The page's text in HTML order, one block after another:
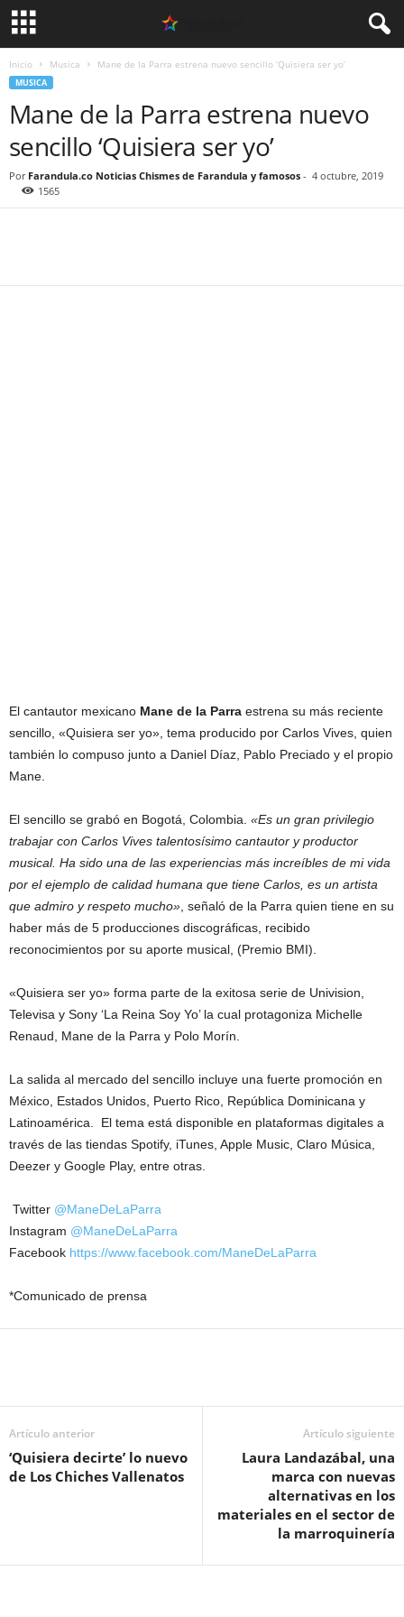
Inicio Musica Mane de la Parra estrena nuevo sencillo ‘Quisiera ser yo’
MUSICA
Mane de la Parra estrena nuevo
sencillo ‘Quisiera ser yo’
Por Farandula.co Noticias Chismes de Farandula y famosos - 4 octubre, 2019
1565
El cantautor mexicano Mane de la Parra estrena su más reciente
sencillo, «Quisiera ser yo», tema producido por Carlos Vives, quien
también lo compuso junto a Daniel Díaz, Pablo Preciado y el propio
Mane.
El sencillo se grabó en Bogotá, Colombia. «Es un gran privilegio
trabajar con Carlos Vives talentosísimo cantautor y productor
musical. Ha sido una de las experiencias más increíbles de mi vida
por el ejemplo de calidad humana que tiene Carlos, es un artista
que admiro y respeto mucho» , señaló de la Parra quien tiene en su
haber más de 5 producciones discográficas, recibido
reconocimientos por su aporte musical, (Premio BMI).
«Quisiera ser yo» forma parte de la exitosa serie de Univision,
Televisa y Sony ‘La Reina Soy Yo’ la cual protagoniza Michelle
Renaud, Mane de la Parra y Polo Morín.
La salida al mercado del sencillo incluye una fuerte promoción en
México, Estados Unidos, Puerto Rico, República Dominicana y
Latinoamérica. El tema está disponible en plataformas digitales a
través de las tiendas Spotify, iTunes, Apple Music, Claro Música,
Deezer y Google Play, entre otras.
Twitter @ManeDeLaParra
Instagram @ManeDeLaParra
Facebook https://www.facebook.com/ManeDeLaParra
*Comunicado de prensa
Artículo anterior
‘Quisiera decirte’ lo nuevo
de Los Chiches Vallenatos
Artículo siguiente
Laura Landazábal, una
marca con nuevas
alternativas en los
materiales en el sector de
la marroquinería